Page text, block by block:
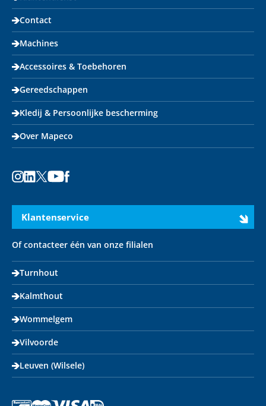
Contact
Machines
Accessoires & Toebehoren
Gereedschappen
Kledij & Persoonlijke bescherming
Over Mapeco
Klantenservice
Of contacteer één van onze filialen
Turnhout
Kalmthout
Wommelgem
Vilvoorde
Leuven (Wilsele)